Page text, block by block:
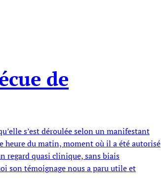
de
s’est déroulée selon un manifestant
heure du matin, moment où il a été autorisé
regard quasi clinique, sans biais
son témoignage nous a paru utile et